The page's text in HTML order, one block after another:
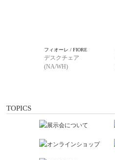
フィオーレ / FIORE
デスクチェア
(NA/WH)
TOPICS